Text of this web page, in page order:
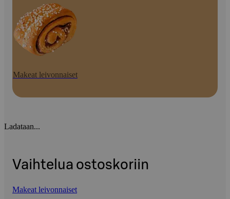
Makeat leivonnaiset
Ladataan...
Vaihtelua ostoskoriin
Makeat leivonnaiset